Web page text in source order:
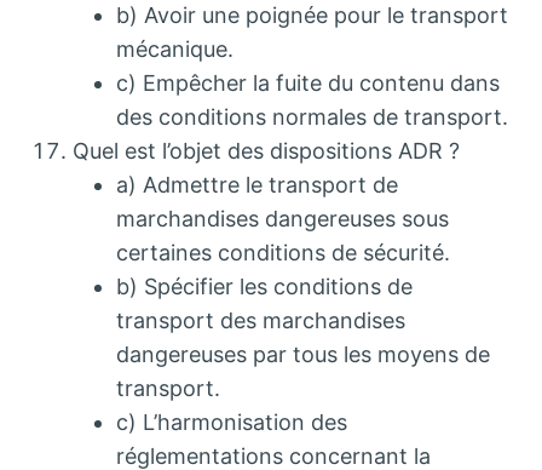
b) Avoir une poignée pour le transport
mécanique.
c) Empêcher la fuite du contenu dans
des conditions normales de transport.
Quel est l’objet des dispositions ADR ?
a) Admettre le transport de
marchandises dangereuses sous
certaines conditions de sécurité.
b) Spécifier les conditions de
transport des marchandises
dangereuses par tous les moyens de
transport.
c) L’harmonisation des
réglementations concernant la